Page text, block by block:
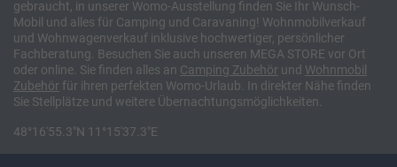
gebraucht, in unserer Womo-Ausstellung finden Sie Ihr Wunsch-
Mobil und alles für Camping und Caravaning! Wohnmobilverkauf
und Wohnwagenverkauf inklusive hochwertiger, persönlicher
Fachberatung. Besuchen Sie auch unseren MEGA STORE vor Ort
oder online. Sie finden alles an Camping Zubehör und Wohnmobil
Zubehör für ihren perfekten Womo-Urlaub. In direkter Nähe finden
Sie Stellplätze und weitere Übernachtungsmöglichkeiten.
48°16'55.3"N 11°15'37.3"E